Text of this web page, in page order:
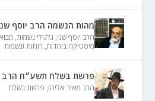
מהות הנשמה הרב יוסף
הרב יוסף שני, גלגולי נשמות,
מיסטיקה ביהדות, רוחות ונשמות
פרשת בשלח תשע״ח הרב
הרב מאיר אליהו, פרשת בשלח